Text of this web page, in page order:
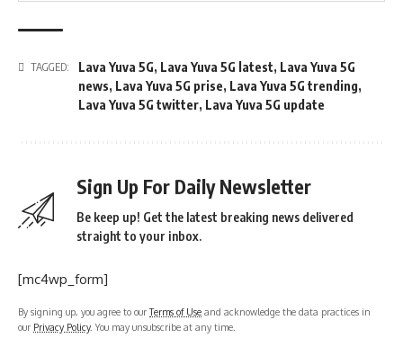
TAGGED: Lava Yuva 5G, Lava Yuva 5G latest, Lava Yuva 5G
news, Lava Yuva 5G prise, Lava Yuva 5G trending,
Lava Yuva 5G twitter, Lava Yuva 5G update
Sign Up For Daily Newsletter
Be keep up! Get the latest breaking news delivered
straight to your inbox.
[mc4wp_form]
By signing up, you agree to ourTerms of Use and acknowledge the data practices in
our Privacy Policy. You may unsubscribe at any time.